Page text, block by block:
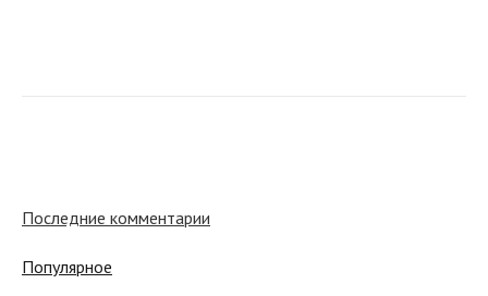
Последние комментарии
Популярное